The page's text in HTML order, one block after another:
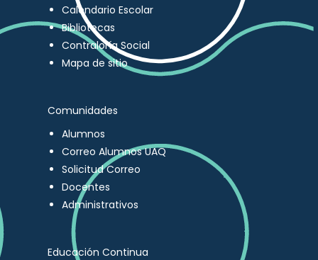
Calendario Escolar
Bibliotecas
Contraloría Social
Mapa de sitio
Comunidades
Alumnos
Correo Alumnos UAQ
Solicitud Correo
Docentes
Administrativos
Educación Continua